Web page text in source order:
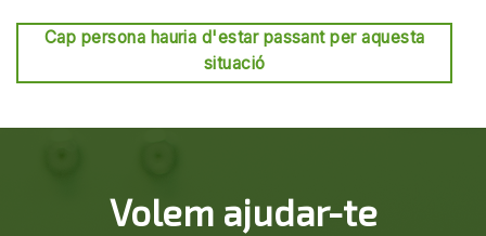
Cap persona hauria d'estar passant per aquesta
situació
Volem ajudar-te